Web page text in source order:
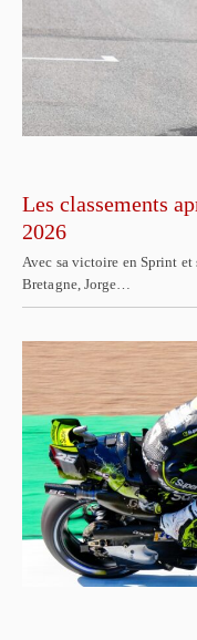
Les classements
2026
Avec sa victoire en Sprint et
Bretagne, Jorge…